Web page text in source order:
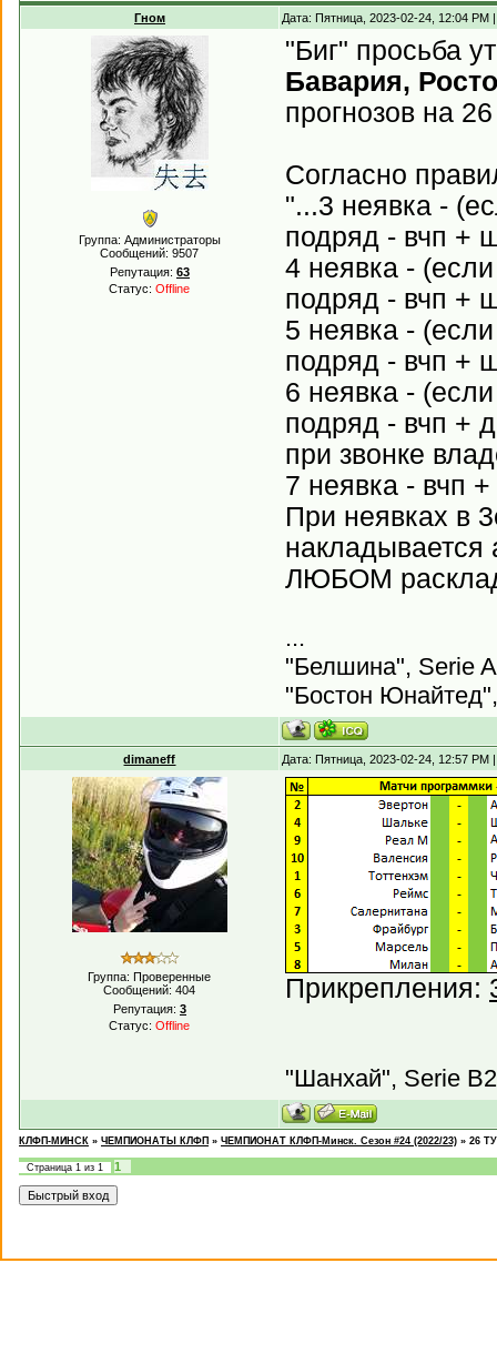
Гном Дата: Пятница, 2023-02-24, 12:04
Группа: Администраторы
Сообщений:9507
Репутация: 63
Статус:Offline
"Биг" просьба
Бавария,
прогнозов на
Согласно
"...3 неявка -
подряд - вчп +
4 неявка -
подряд - вчп +
5 неявка -
подряд - вчп +
6 неявка -
подряд - вчп +
при звонке
7 неявка - вчп
При неявках в
накладывается
ЛЮБОМ
...
"Белшина", Serie A
"Бостон
dimaneff Дата: Пятница, 2023-02-24, 12:57
Группа: Проверенные
Сообщений:404
Репутация: 3
Статус:Offline
Прикрепления:
"Шанхай", Serie B2
КЛФП-МИНСК » ЧЕМПИОНАТЫ КЛФП » ЧЕМПИОНАТ КЛФП-Минск. Сезон #24 (2022/23) » 26
Страница 1 из 1 1